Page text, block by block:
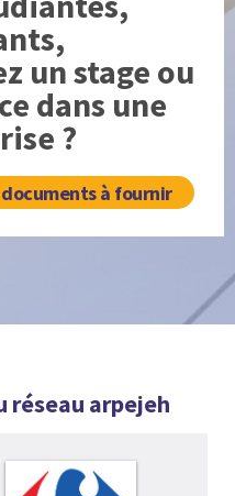
un stage ou
dans une
?
à fournir
réseau arpejeh